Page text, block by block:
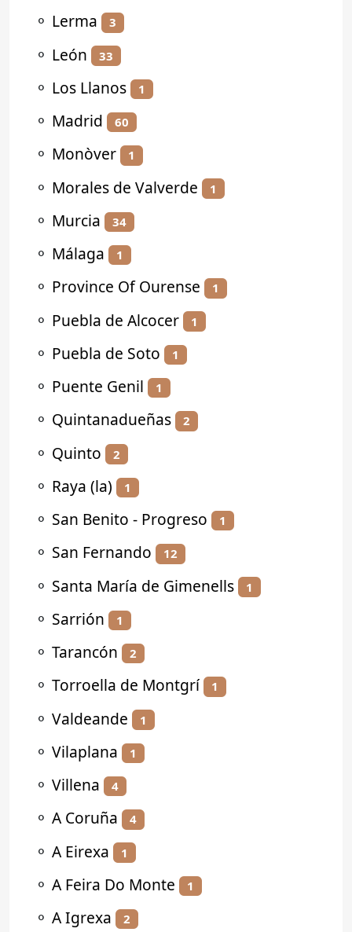
⚬ Lerma 3
⚬ León 33
⚬ Los Llanos 1
⚬ Madrid 60
⚬ Monòver 1
⚬ Morales de Valverde 1
⚬ Murcia 34
⚬ Málaga 1
⚬ Province Of Ourense 1
⚬ Puebla de Alcocer 1
⚬ Puebla de Soto 1
⚬ Puente Genil 1
⚬ Quintanadueñas 2
⚬ Quinto 2
⚬ Raya (la) 1
⚬ San Benito - Progreso 1
⚬ San Fernando 12
⚬ Santa María de Gimenells 1
⚬ Sarrión 1
⚬ Tarancón 2
⚬ Torroella de Montgrí 1
⚬ Valdeande 1
⚬ Vilaplana 1
⚬ Villena 4
⚬ A Coruña 4
⚬ A Eirexa 1
⚬ A Feira Do Monte 1
⚬ A Igrexa 2